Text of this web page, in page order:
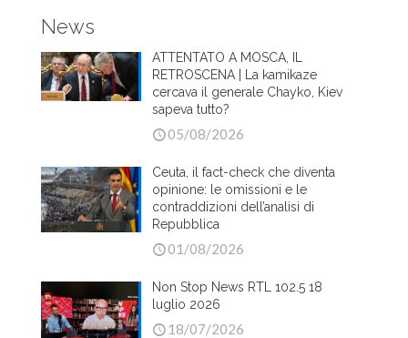
News
ATTENTATO A MOSCA, IL
RETROSCENA | La kamikaze
cercava il generale Chayko, Kiev
sapeva tutto?
05/08/2026
Ceuta, il fact-check che diventa
opinione: le omissioni e le
contraddizioni dell’analisi di
Repubblica
01/08/2026
Non Stop News RTL 102.5 18
luglio 2026
18/07/2026